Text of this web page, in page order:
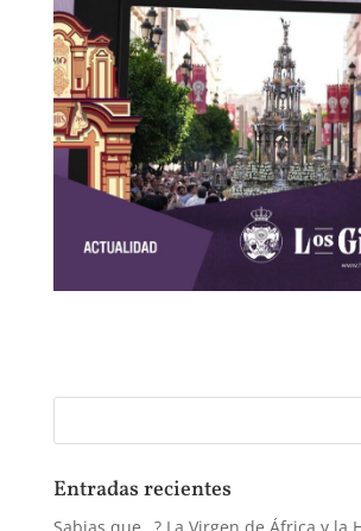
Entradas recientes